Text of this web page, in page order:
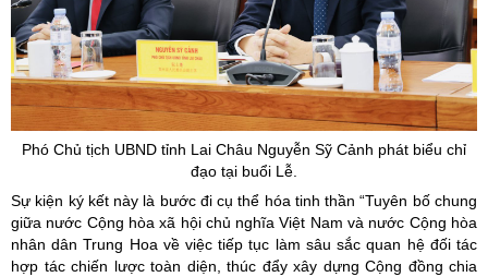
Phó Chủ tịch UBND tỉnh Lai Châu Nguyễn Sỹ Cảnh phát biểu chỉ
đạo tại buổi Lễ.
Sự kiện ký kết này là bước đi cụ thể hóa tinh thần “Tuyên bố chung
giữa nước Cộng hòa xã hội chủ nghĩa Việt Nam và nước Cộng hòa
nhân dân Trung Hoa về việc tiếp tục làm sâu sắc quan hệ đối tác
hợp tác chiến lược toàn diện, thúc đẩy xây dựng Cộng đồng chia